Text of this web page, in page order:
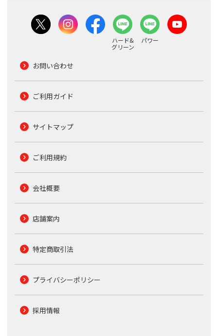
ハード&
グリーン
パワー
お問い合わせ
ご利用ガイド
サイトマップ
ご利用規約
会社概要
店舗案内
特定商取引法
プライバシーポリシー
採用情報